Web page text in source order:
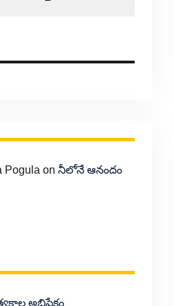
Pogula on నీలోనే ఆనందం
అభిషేకం